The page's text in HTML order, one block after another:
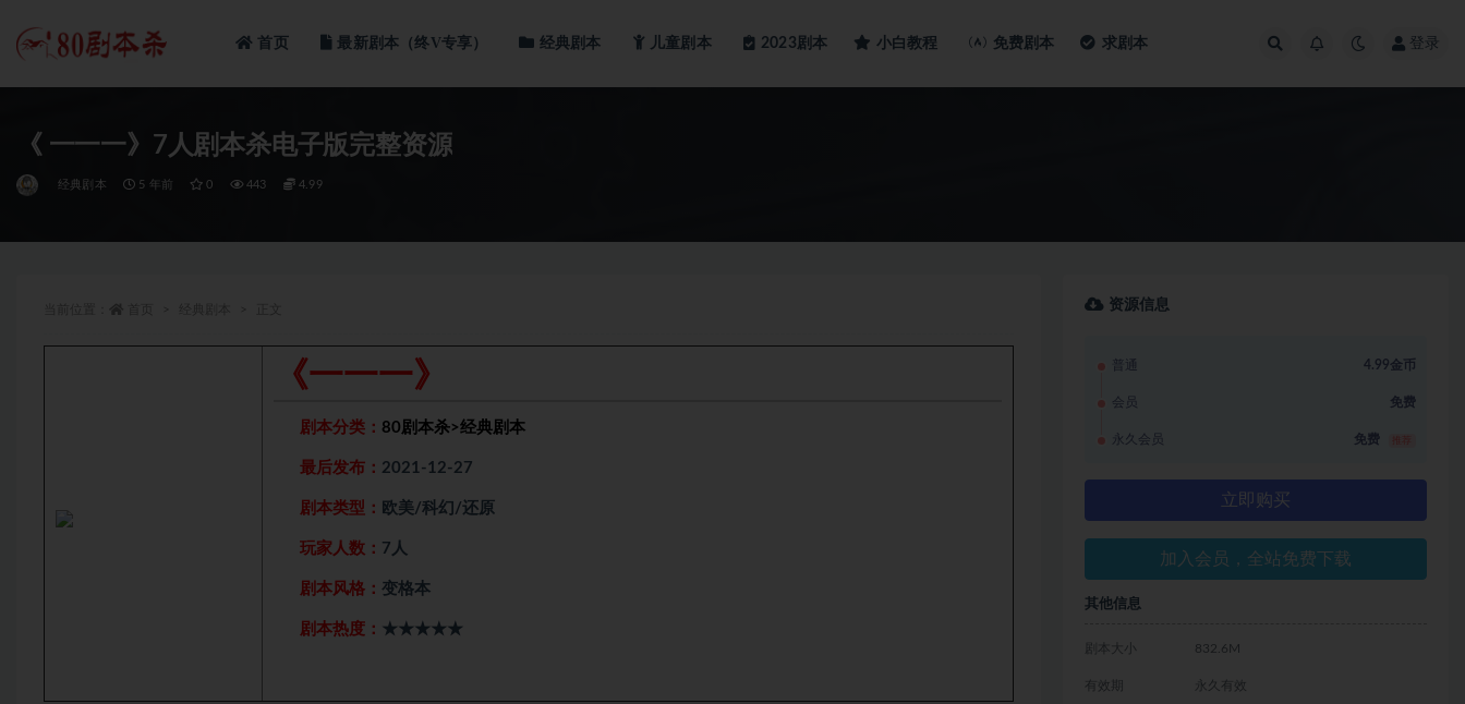
首页 最新剧本（终V专享） 经典剧本 儿童剧本 2023剧本 小白教程 免费剧本 求剧本 登录
《 一一一》7人剧本杀电子版完整资源
经典剧本 5 年前 0 443 4.99
《一一一》
剧本分类： 80剧本杀>经典剧本
最后发布： 2021-12-27
剧本类型： 欧美/科幻/还原
玩家人数： 7人
剧本风格： 变格本
剧本热度： ★★★★★
资源信息
普通 4.99金币
会员 免费
永久会员 免费
立即购买
加入会员，全站免费下载
其他信息
剧本大小 832.6M
有效期 永久有效